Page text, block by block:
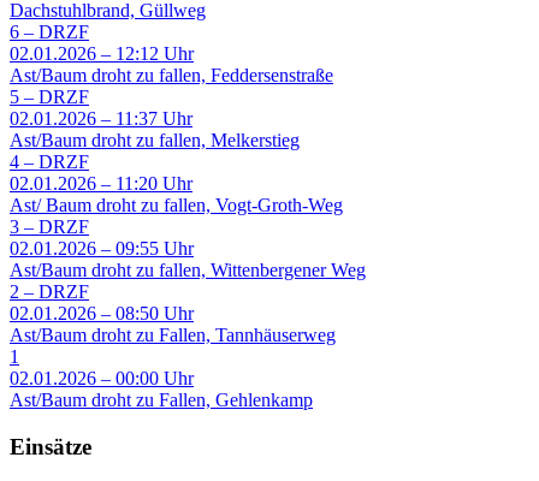
Dachstuhlbrand, Güllweg
6 – DRZF
02.01.2026 – 12:12 Uhr
Ast/Baum droht zu fallen, Feddersenstraße
5 – DRZF
02.01.2026 – 11:37 Uhr
Ast/Baum droht zu fallen, Melkerstieg
4 – DRZF
02.01.2026 – 11:20 Uhr
Ast/ Baum droht zu fallen, Vogt-Groth-Weg
3 – DRZF
02.01.2026 – 09:55 Uhr
Ast/Baum droht zu fallen, Wittenbergener Weg
2 – DRZF
02.01.2026 – 08:50 Uhr
Ast/Baum droht zu Fallen, Tannhäuserweg
1
02.01.2026 – 00:00 Uhr
Ast/Baum droht zu Fallen, Gehlenkamp
Einsätze